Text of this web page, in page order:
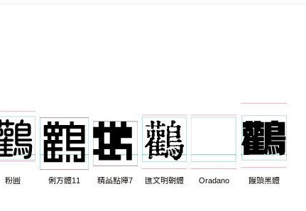
粉圓 俐方體11 精品點陣7 匯文明朝體 Oradano 饅頭黑體